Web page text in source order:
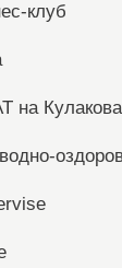
клуб
на Кулакова